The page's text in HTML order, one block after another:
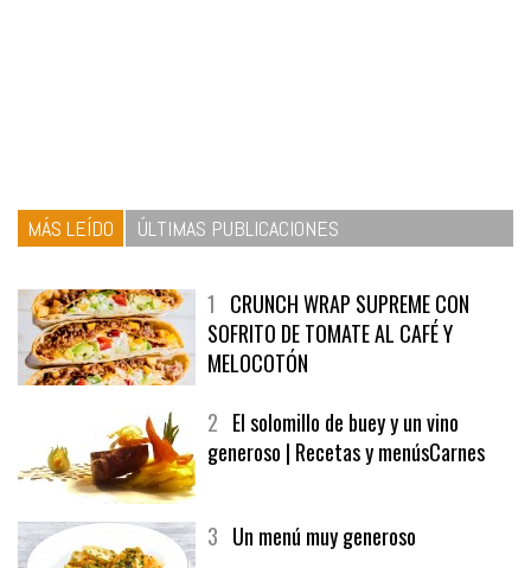
1CRUNCH WRAP SUPREME CON
SOFRITO DE TOMATE AL CAFÉ Y
MELOCOTÓN
2El solomillo de buey y un vino